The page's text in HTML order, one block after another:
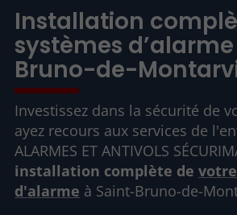
Installation
systèmes
Bruno-de-
Investissez dans la sécurité de
ayez recours aux services de
ALARMES ET ANTIVOLS
installation complète de
d'alarme à Saint-Bruno-de-